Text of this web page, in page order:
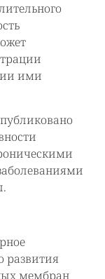
ими
развития
мембран